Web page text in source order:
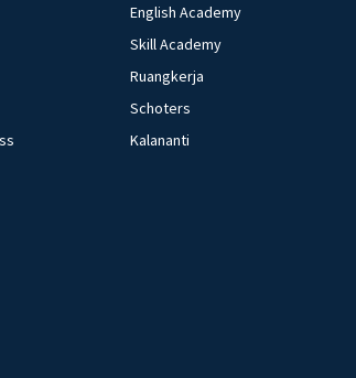
English Academy
Skill Academy
Ruangkerja
Schoters
Kalananti